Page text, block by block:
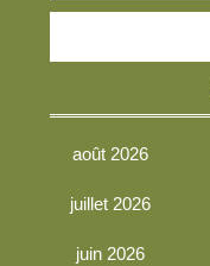
Search
août 2026
juillet 2026
juin 2026